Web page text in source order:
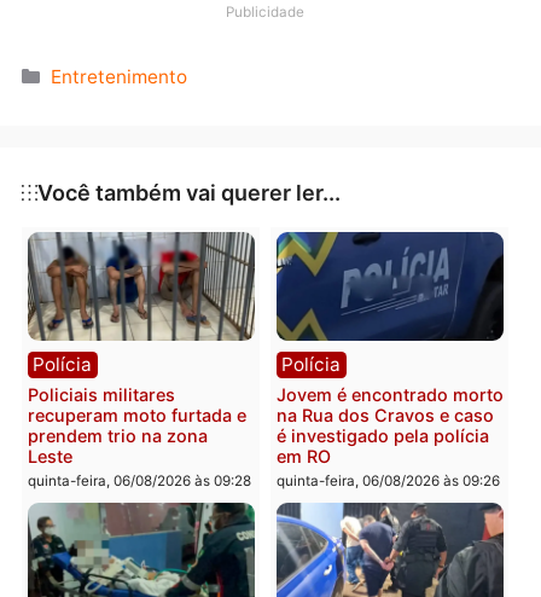
Cuidado para não se mostrar impositiva na
ganhar expressão frente ao encontro entre Lua,
Peixes
Procure zelar por autocuidado e cultivar
As dificuldades podem ser vivenciados de maneira
emocionalmente intensa com Lua, Marte e Vênus
juntos na área de crise, pedindo cautela para evitar
reações intempestivas, o que prejudica o bom senso.